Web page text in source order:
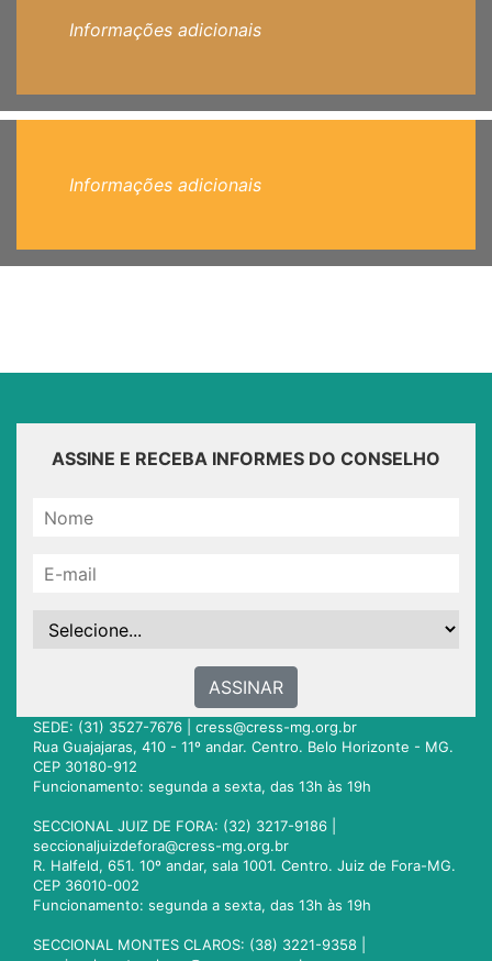
Informações adicionais
Informações adicionais
ASSINE E RECEBA INFORMES DO CONSELHO
ASSINAR
SEDE: (31) 3527-7676 | cress@cress-mg.org.br
Rua Guajajaras, 410 - 11º andar. Centro. Belo Horizonte - MG.
CEP 30180-912
Funcionamento: segunda a sexta, das 13h às 19h
SECCIONAL JUIZ DE FORA: (32) 3217-9186 |
seccionaljuizdefora@cress-mg.org.br
R. Halfeld, 651. 10º andar, sala 1001. Centro. Juiz de Fora-MG.
CEP 36010-002
Funcionamento: segunda a sexta, das 13h às 19h
SECCIONAL MONTES CLAROS: (38) 3221-9358 |